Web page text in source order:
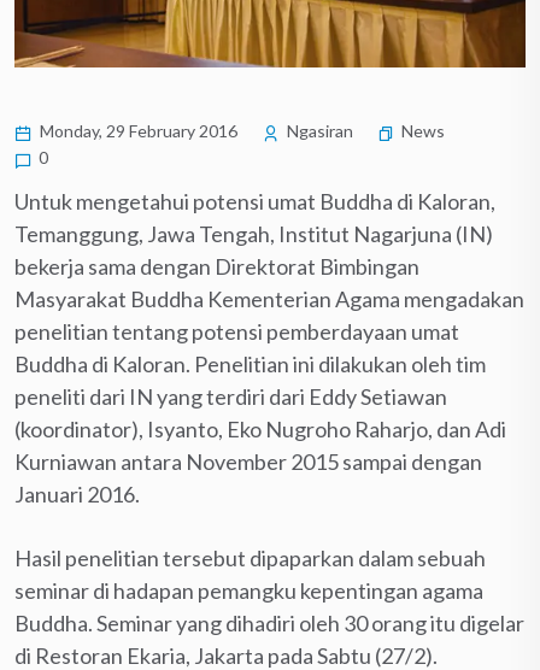
Monday, 29 February 2016 Ngasiran
News
0
Untuk mengetahui potensi umat Buddha di Kaloran,
Temanggung, Jawa Tengah, Institut Nagarjuna (IN)
bekerja sama dengan Direktorat Bimbingan
Masyarakat Buddha Kementerian Agama mengadakan
penelitian tentang potensi pemberdayaan umat
Buddha di Kaloran. Penelitian ini dilakukan oleh tim
peneliti dari IN yang terdiri dari Eddy Setiawan
(koordinator), Isyanto, Eko Nugroho Raharjo, dan Adi
Kurniawan antara November 2015 sampai dengan
Januari 2016.
Hasil penelitian tersebut dipaparkan dalam sebuah
seminar di hadapan pemangku kepentingan agama
Buddha. Seminar yang dihadiri oleh 30 orang itu digelar
di Restoran Ekaria, Jakarta pada Sabtu (27/2).